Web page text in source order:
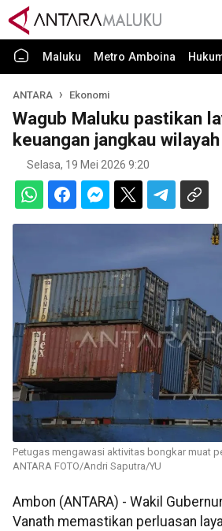
Maluku Metro Amboina
ANTARA Ekonomi
Wagub Maluku pastikan
keuangan jangkau
Selasa, 19 Mei 2026 9:20
Petugas mengawasi aktivitas bongkar muat
ANTARA FOTO/Andri Saputra/YU
Ambon (ANTARA) - Wakil
Vanath memastikan perluasan